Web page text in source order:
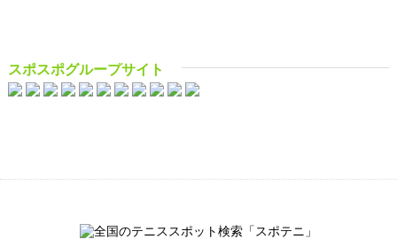
スポスポグループサイト